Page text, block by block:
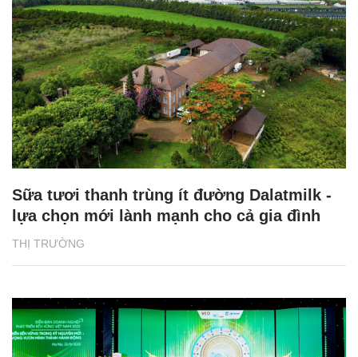
THỊ TRƯỜNG
Sữa tươi thanh trùng ít đường Dalatmilk -
lựa chọn mới lành mạnh cho cả gia đình